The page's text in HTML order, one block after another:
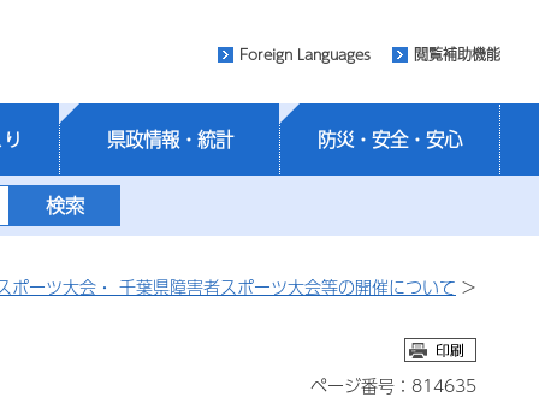
Foreign Languages 閲覧補助機能
県政情報・統計 防災・安全・安心
ポーツ大会・ 千葉県障害者スポーツ大会等の開催について >
ページ番号：814635